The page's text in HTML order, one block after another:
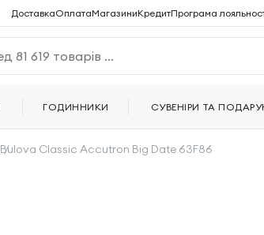
Bulova Classic Accutron Big Date 63F86
ДоставкаОплатаМагазиниКредитПрограма
ГОДИННИКИ СУВЕНІРИ ТА